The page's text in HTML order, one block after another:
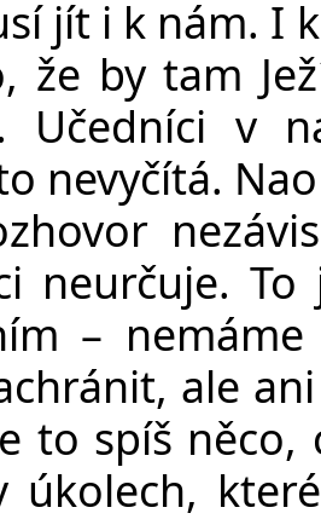
jít i k nám. I
že by tam
Učedníci v
nevyčítá.
neurčuje.
–
ale
to spíš
úkolech,